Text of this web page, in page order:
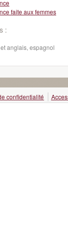
faite aux femmes
:
anglais, espagnol
confidentialité